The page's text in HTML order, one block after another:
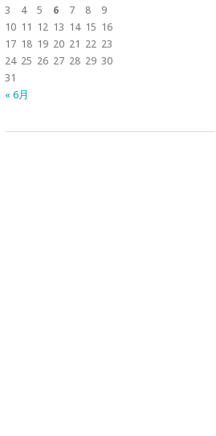
« 6月
3
4 5 6 7 8
9
10 11 12 13 14 15 16
17 18 19 20 21 22 23
24 25 26 27 28 29 30
31